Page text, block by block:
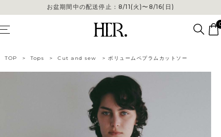
お盆期間中の配送停止：8/11(火)〜8/16(日)
TOP > Tops > Cut and sew > ボリュームペプラムカットソー